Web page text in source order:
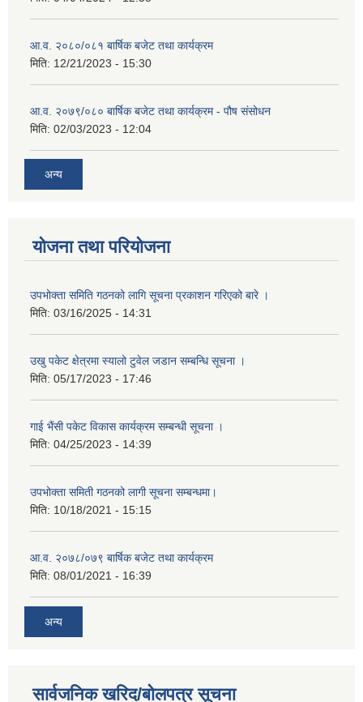
आ.व. २०८०/०८१ बार्षिक बजेट तथा कार्यक्रम
मिति: 12/21/2023 - 15:30
आ.व. २०७९/०८० बार्षिक बजेट तथा कार्यक्रम - पौष संसोधन
मिति: 02/03/2023 - 12:04
अन्य
योजना तथा परियोजना
उपभोक्ता समिति गठनको लागि सूचना प्रकाशन गरिएको बारे ।
मिति: 03/16/2025 - 14:31
उखु पकेट क्षेत्रमा स्यालो टुवेल जडान सम्बन्धि सूचना ।
मिति: 05/17/2023 - 17:46
गाई भैंसी पकेट विकास कार्यक्रम सम्बन्धी सूचना ।
मिति: 04/25/2023 - 14:39
उपभोक्ता समिती गठनको लागी सूचना सम्बन्धमा।
मिति: 10/18/2021 - 15:15
आ.व. २०७८/०७९ बार्षिक बजेट तथा कार्यक्रम
मिति: 08/01/2021 - 16:39
अन्य
सार्वजनिक खरिद/बोलपत्र सूचना